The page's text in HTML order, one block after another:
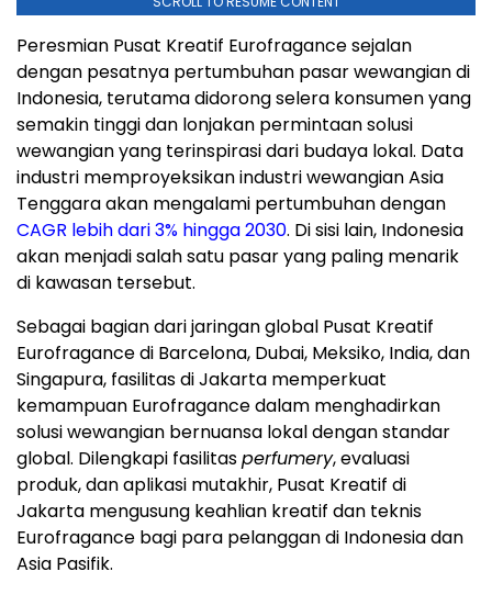
Peresmian Pusat Kreatif Eurofragance sejalan
dengan pesatnya pertumbuhan pasar wewangian di
Indonesia, terutama didorong selera konsumen yang
semakin tinggi dan lonjakan permintaan solusi
wewangian yang terinspirasi dari budaya lokal. Data
industri memproyeksikan industri wewangianAsia
Tenggaraakan mengalami pertumbuhan dengan
CAGR lebih dari 3% hingga 2030. Di sisi lain, Indonesia
akan menjadi salah satu pasar yang paling menarik
di kawasan tersebut.
Sebagai bagian dari jaringan global Pusat Kreatif
Eurofragance di Barcelona, Dubai, Meksiko, India, dan
Singapura, fasilitas diJakarta memperkuat
kemampuan Eurofragance dalam menghadirkan
solusi wewangian bernuansa lokal dengan standar
global. Dilengkapi fasilitasperfumery, evaluasi
produk, dan aplikasi mutakhir, Pusat Kreatif di
Jakarta mengusung keahlian kreatif dan teknis
Eurofragance bagi para pelanggan di Indonesiadan
Asia Pasifik.